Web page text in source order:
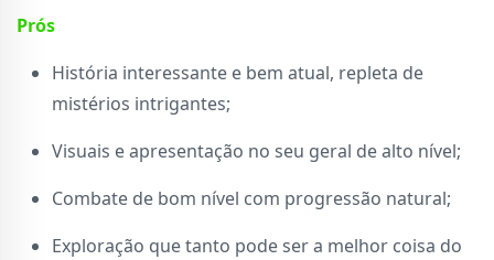
Prós
História interessante e bem atual, repleta de
mistérios intrigantes;
Visuais e apresentação no seu geral de alto nível;
Combate de bom nível com progressão natural;
Exploração que tanto pode ser a melhor coisa do